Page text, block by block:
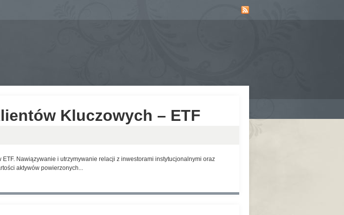
Kluczowych – ETF
Nawiązywanie i utrzymywanie relacji z inwestorami instytucjonalnymi oraz
aktywów powierzonych...